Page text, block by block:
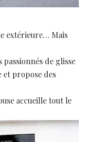
extérieure… Mais
de glisse
et propose des
accueille tout le